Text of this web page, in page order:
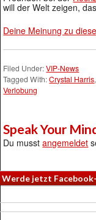
will der Welt zeigen,
Deine Meinung zu
Filed Under:VIP-News
Tagged With:Crystal Harris,
Verlobung
Speak Your
Du musstangemeldet
Werde jetzt